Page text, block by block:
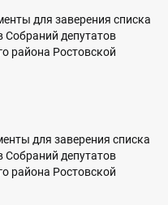
для заверения списка
Собраний депутатов
района Ростовской
для заверения списка
Собраний депутатов
района Ростовской